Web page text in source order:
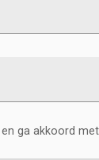
en ga akkoord